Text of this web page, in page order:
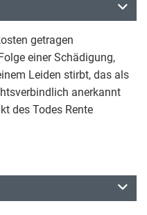
getragen
einer Schädigung,
Leiden stirbt, das als
anerkannt
des Todes Rente